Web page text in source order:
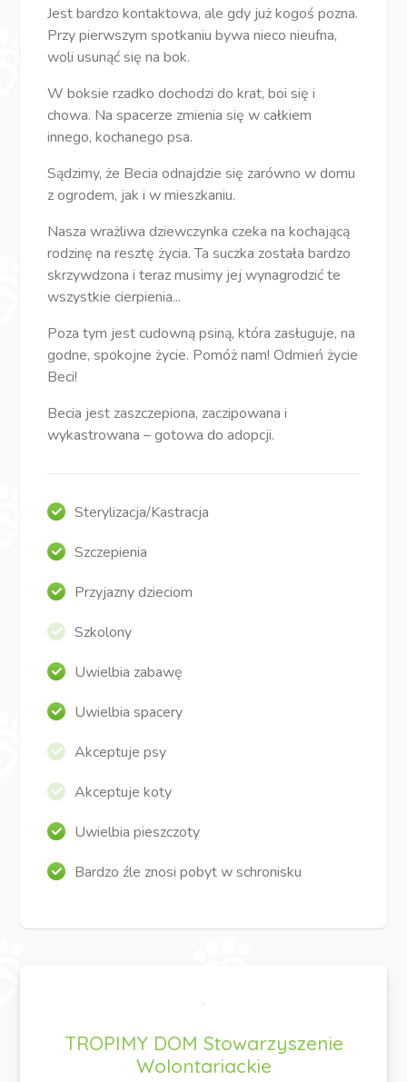
Jest bardzo kontaktowa, ale gdy już kogoś pozna.
Przy pierwszym spotkaniu bywa nieco nieufna,
woli usunąć się na bok.
W boksie rzadko dochodzi do krat, boi się i
chowa. Na spacerze zmienia się w całkiem
innego, kochanego psa.
Sądzimy, że Becia odnajdzie się zarówno w domu
z ogrodem, jak i w mieszkaniu.
Nasza wrażliwa dziewczynka czeka na kochającą
rodzinę na resztę życia. Ta suczka została bardzo
skrzywdzona i teraz musimy jej wynagrodzić te
wszystkie cierpienia...
Poza tym jest cudowną psiną, która zasługuje, na
godne, spokojne życie. Pomóż nam! Odmień życie
Beci!
Becia jest zaszczepiona, zaczipowana i
wykastrowana – gotowa do adopcji.
Sterylizacja/Kastracja
Szczepienia
Przyjazny dzieciom
Szkolony
Uwielbia zabawę
Uwielbia spacery
Akceptuje psy
Akceptuje koty
Uwielbia pieszczoty
Bardzo źle znosi pobyt w schronisku
TROPIMY DOM Stowarzyszenie
Wolontariackie